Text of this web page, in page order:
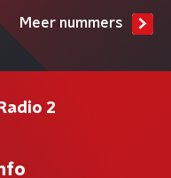
Meer nummers
2